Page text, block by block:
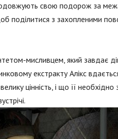
свою подорож за
поділитися з захопленими
мисливцем, який завдає
екстракту Алікс
цінність, і що її